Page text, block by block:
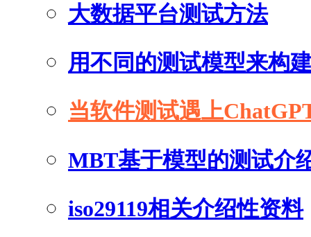
大数据平台测试方法
用不同的测试模型来构
当软件测试遇上
MBT基于模型的测试介
iso29119相关介绍性资料